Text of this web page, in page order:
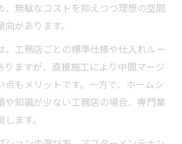
、無駄なコストを抑えつつ理想の空間
があります。
、工務店ごとの標準仕様や仕入れルー
りますが、直接施工により中間マージ
点もメリットです。一方で、ホームシ
や知識が少ない工務店の場合、専門業
ます。